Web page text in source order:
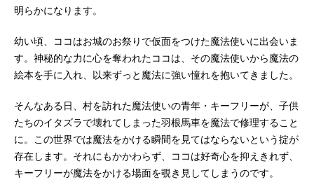
明らかになります。
幼い頃、ココはお城のお祭りで仮面をつけた魔法使いに出会いま
す。神秘的な力に心を奪われたココは、その魔法使いから魔法の
絵本を手に入れ、以来ずっと魔法に強い憧れを抱いてきました。
そんなある日、村を訪れた魔法使いの青年・キーフリーが、子供
たちのイタズラで壊れてしまった羽根馬車を魔法で修理すること
に。この世界では魔法をかける瞬間を見てはならないという掟が
存在します。それにもかかわらず、ココは好奇心を抑えきれず、
キーフリーが魔法をかける場面を覗き見してしまうのです。